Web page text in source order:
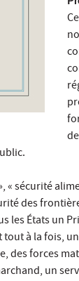
« sécurité
des
les États un
à la fois,
des forces
un